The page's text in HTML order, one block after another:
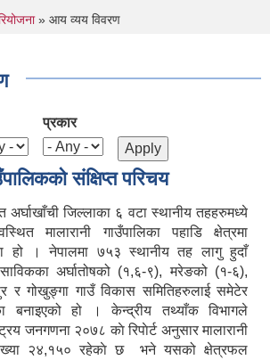
» आय व्यय विवरण
प्रकार
संक्षिप्त परिचय
अर्घाखाँची जिल्लाका ६ वटा स्थानीय तहहरुमध्ये
मालारानी गाउँपालिका पहाडि क्षेत्रमा
हो । नेपालमा ७५३ स्थानीय तह लागु हुदाँ
साविकका अर्घातोषको (१,६-९), मरेङको (१-६),
र गोखुङ्गा गाउँ विकास समितिहरुलाई समेटेर
बनाइएको हो । केन्द्रीय तथ्याँक विभागले
जनगणना २०७८ काे रिपाेर्ट अनुसार मालारानी
२४,१५० रहेकाे छ भने यसको क्षेत्रफल